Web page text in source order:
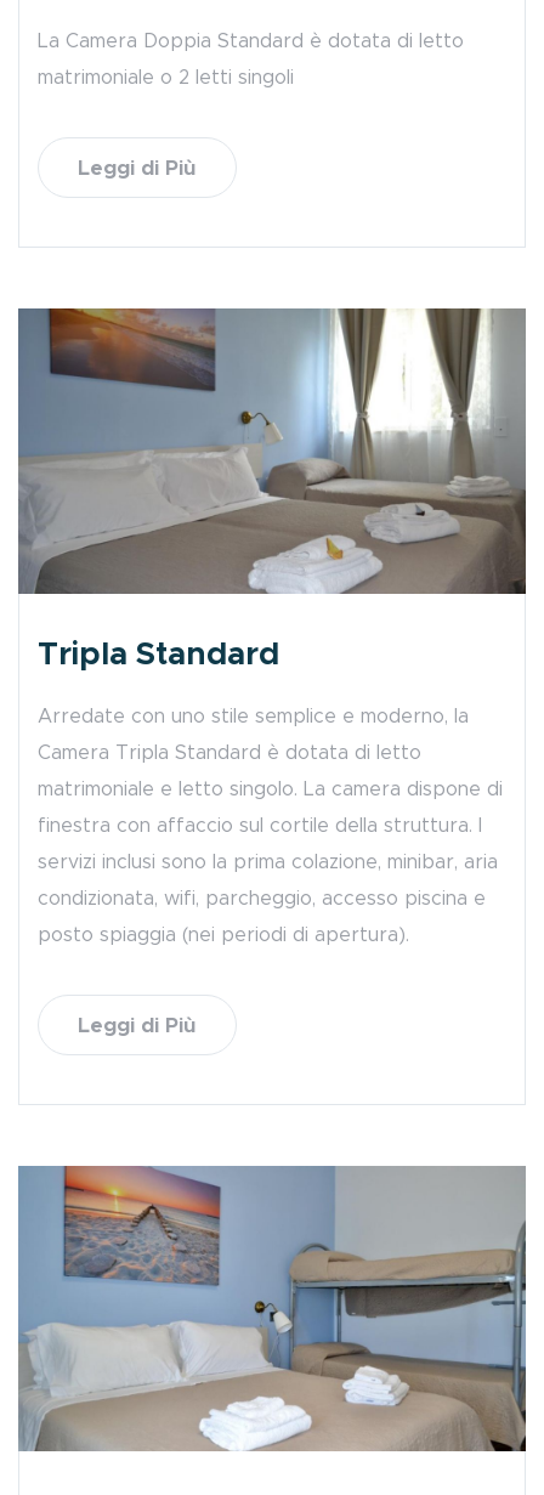
La Camera Doppia Standard è dotata di letto
matrimoniale o 2 letti singoli
Leggi di Più
Tripla Standard
Arredate con uno stile semplice e moderno, la
Camera Tripla Standard è dotata di letto
matrimoniale e letto singolo. La camera dispone di
finestra con affaccio sul cortile della struttura. I
servizi inclusi sono la prima colazione, minibar, aria
condizionata, wifi, parcheggio, accesso piscina e
posto spiaggia (nei periodi di apertura).
Leggi di Più